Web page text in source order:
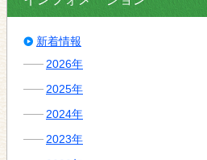
新着情報
2026年
2025年
2024年
2023年